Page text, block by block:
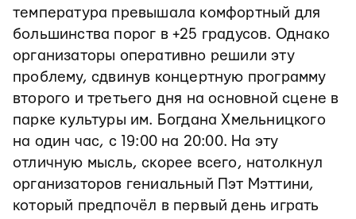
температура превышала комфортный для
большинства порог в +25 градусов. Однако
организаторы оперативно решили эту
проблему, сдвинув концертную программу
второго и третьего дня на основной сцене в
парке культуры им. Богдана Хмельницкого
на один час, с 19:00 на 20:00. На эту
отличную мысль, скорее всего, натолкнул
организаторов гениальный Пэт Мэттини,
который предпочёл в первый день играть